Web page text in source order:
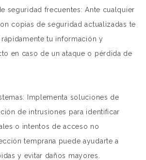
seguridad frecuentes: Ante cualquier
copias de seguridad actualizadas te
tu información y
en caso de un ataque o pérdida de
Implementa soluciones de
de intrusiones para identificar
o intentos de acceso no
temprana puede ayudarte a
y evitar daños mayores.